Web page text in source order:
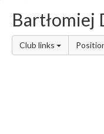
Bartłomiej
Club links